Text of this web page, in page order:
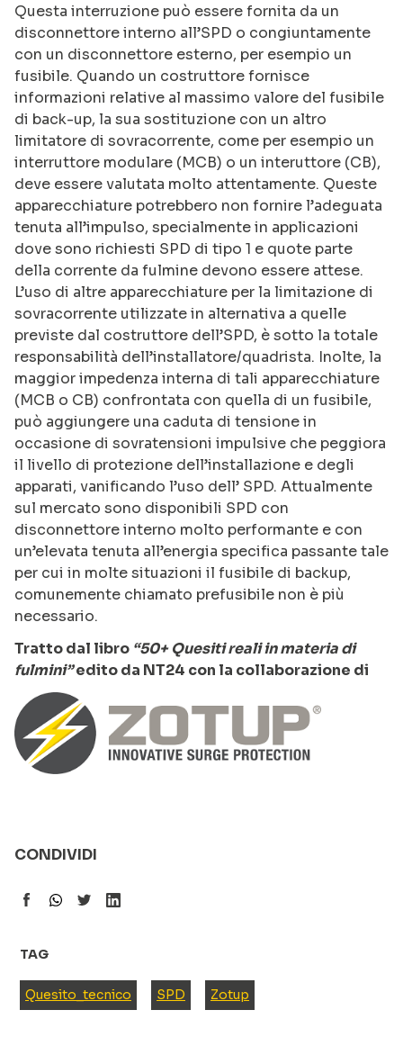
Questa interruzione può essere fornita da un
disconnettore interno all’SPD o congiuntamente
con un disconnettore esterno, per esempio un
fusibile. Quando un costruttore fornisce
informazioni relative al massimo valore del fusibile
di back-up, la sua sostituzione con un altro
limitatore di sovracorrente, come per esempio un
interruttore modulare (MCB) o un interuttore (CB),
deve essere valutata molto attentamente. Queste
apparecchiature potrebbero non fornire l’adeguata
tenuta all’impulso, specialmente in applicazioni
dove sono richiesti SPD di tipo 1 e quote parte
della corrente da fulmine devono essere attese.
L’uso di altre apparecchiature per la limitazione di
sovracorrente utilizzate in alternativa a quelle
previste dal costruttore dell’SPD, è sotto la totale
responsabilità dell’installatore/quadrista. Inolte, la
maggior impedenza interna di tali apparecchiature
(MCB o CB) confrontata con quella di un fusibile,
può aggiungere una caduta di tensione in
occasione di sovratensioni impulsive che peggiora
il livello di protezione dell’installazione e degli
apparati, vanificando l’uso dell’ SPD. Attualmente
sul mercato sono disponibili SPD con
disconnettore interno molto performante e con
un’elevata tenuta all’energia specifica passante tale
per cui in molte situazioni il fusibile di backup,
comunemente chiamato prefusibile non è più
necessario.
Tratto dal libro “50+ Quesiti reali in materia di
fulmini”edito da NT24 con la collaborazione di
CONDIVIDI
TAG
Quesito_tecnico SPD Zotup